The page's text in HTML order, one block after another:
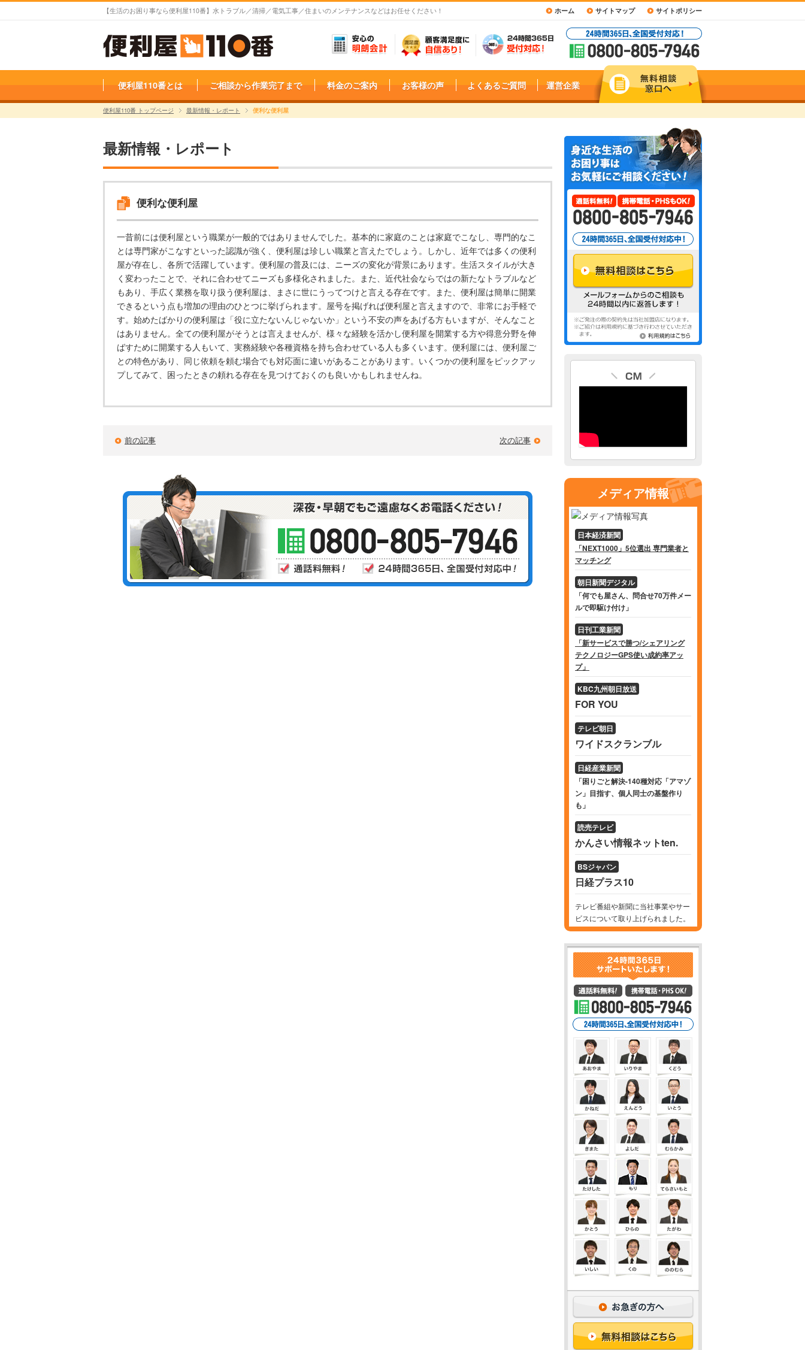
【生活のお困り事なら便利屋110番】水トラブル／清掃／電気工事／住まいのメンテナンスなどはお任せください！ ホーム サイトマップ サイトポリシー
便利屋110番とは ご相談から作業完了まで 料金のご案内 お客様の声 よくあるご質問 運営企業
便利屋110番 トップページ 最新情報・レポート 便利な便利屋
最新情報・レポート
便利な便利屋
一昔前には便利屋という職業が一般的ではありませんでした。基本的に家庭のことは家庭でこなし、専門的なこ
とは専門家がこなすといった認識が強く、便利屋は珍しい職業と言えたでしょう。しかし、近年では多くの便利
屋が存在し、各所で活躍しています。便利屋の普及には、ニーズの変化が背景にあります。生活スタイルが大き
く変わったことで、それに合わせてニーズも多様化されました。また、近代社会ならではの新たなトラブルなど
もあり、手広く業務を取り扱う便利屋は、まさに世にうってつけと言える存在です。また、便利屋は簡単に開業
できるという点も増加の理由のひとつに挙げられます。屋号を掲げれば便利屋と言えますので、非常にお手軽で
す。始めたばかりの便利屋は「役に立たないんじゃないか」という不安の声をあげる方もいますが、そんなこと
はありません。全ての便利屋がそうとは言えませんが、様々な経験を活かし便利屋を開業する方や得意分野を伸
ばすために開業する人もいて、実務経験や各種資格を持ち合わせている人も多くいます。便利屋には、便利屋ご
との特色があり、同じ依頼を頼む場合でも対応面に違いがあることがあります。いくつかの便利屋をピックアッ
プしてみて、困ったときの頼れる存在を見つけておくのも良いかもしれませんね。
前の記事 次の記事
メディア情報
日本経済新聞
「NEXT1000」5位選出 専門業者と
マッチング
朝日新聞デジタル
「何でも屋さん、問合せ70万件メー
ルで即駆け付け」
日刊工業新聞
「新サービスで勝つ/シェアリング
テクノロジーGPS使い成約率アッ
プ」
KBC九州朝日放送
FOR YOU
テレビ朝日
ワイドスクランブル
日経産業新聞
「困りごと解決-140種対応「アマゾ
ン」目指す、個人同士の基盤作り
も」
読売テレビ
かんさい情報ネットten.
BSジャパン
日経プラス10
テレビ番組や新聞に当社事業やサー
ビスについて取り上げられました。